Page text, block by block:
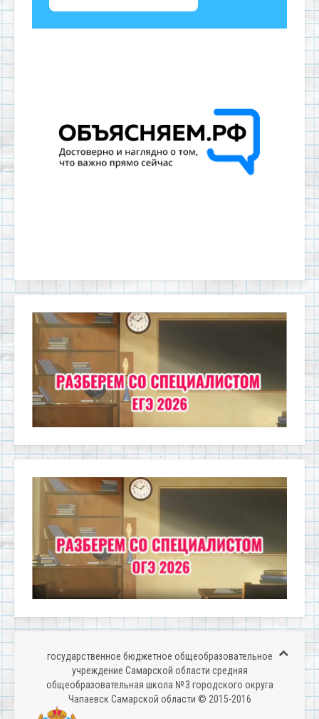
государственное бюджетное общеобразовательное
учреждение Самарской области средняя
общеобразовательная школа № 3 городского округа
Чапаевск Самарской области © 2015-2016